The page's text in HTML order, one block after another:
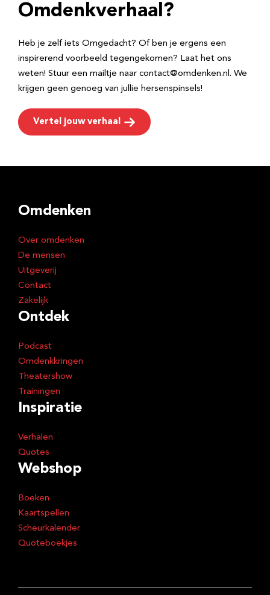
e
Omdenkverhaal?
Heb je zelf iets Omgedacht? Of ben je ergens een
inspirerend voorbeeld tegengekomen? Laat het ons
weten! Stuur een mailtje naar contact@omdenken.nl. We
krijgen geen genoeg van jullie hersenspinsels!
Vertel jouw verhaal
Omdenken
Over omdenken
De mensen
Uitgeverij
Contact
Zakelijk
Ontdek
Podcast
Omdenkkringen
Theatershow
Trainingen
Inspiratie
Verhalen
Quotes
Webshop
Boeken
Kaartspellen
Scheurkalender
Quoteboekjes